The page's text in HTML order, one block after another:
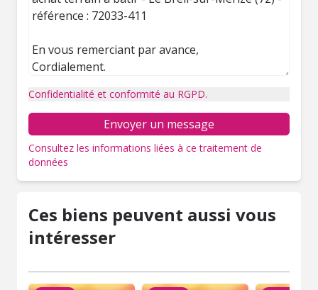
Confidentialité et conformité au RGPD.
Envoyer un message
Consultez les informations liées à ce traitement de
données
Ces biens peuvent aussi vous
intéresser